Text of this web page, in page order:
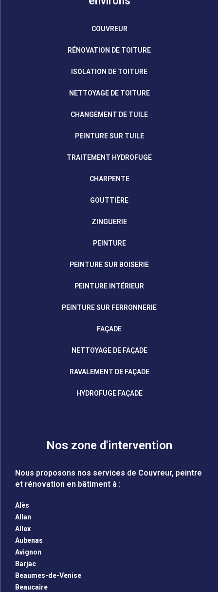
COUVREUR
RÉNOVATION DE TOITURE
ISOLATION DE TOITURE
NETTOYAGE DE TOITURE
CHANGEMENT DE TUILE
PEINTURE SUR TUILE
TRAITEMENT HYDROFUGE
CHARPENTE
GOUTTIÈRE
ZINGUERIE
PEINTURE
PEINTURE SUR BOISERIE
PEINTURE INTÉRIEUR
PEINTURE SUR FERRONNERIE
FAÇADE
NETTOYAGE DE FAÇADE
RAVALEMENT DE FAÇADE
HYDROFUGE FAÇADE
Nos zone d'intervention
Nous proposons nos services de Couvreur, peintre
et rénovation en bâtiment à :
Alès
Allan
Allex
Aubenas
Avignon
Barjac
Beaumes-de-Venise
Beaucaire